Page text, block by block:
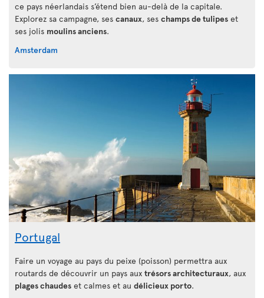
ce pays néerlandais s’étend bien au-delà de la capitale.
Explorez sa campagne, ses canaux, ses champs de tulipes et
ses jolis moulins anciens.
Amsterdam
Portugal
Faire un voyage au pays du peixe (poisson) permettra aux
routards de découvrir un pays aux trésors architecturaux, aux
plages chaudes et calmes et au délicieux porto.